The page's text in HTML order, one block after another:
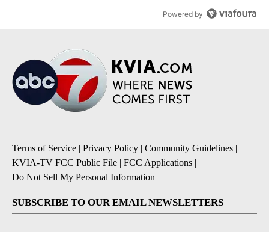
Powered by
Terms of Service | Privacy Policy | Community Guidelines |
KVIA-TV FCC Public File | FCC Applications |
Do Not Sell My Personal Information
SUBSCRIBE TO OUR EMAIL NEWSLETTERS